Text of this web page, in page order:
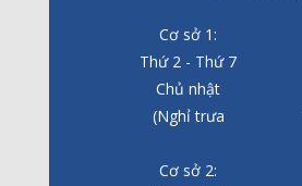
Cơ sở 1:
Thứ 2 - Thứ 7
Chủ nhật
(Nghỉ trưa
Cơ sở 2: